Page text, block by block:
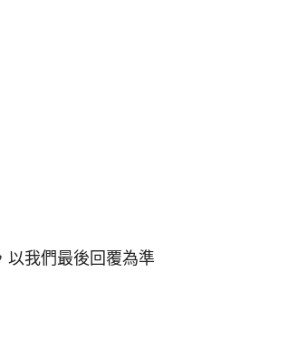
以我們最後回覆為準